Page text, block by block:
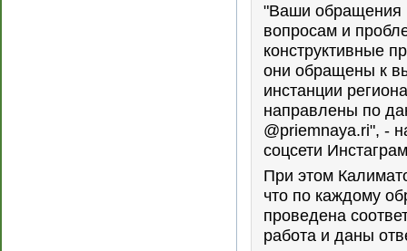
"Ваши обращения
вопросам и
конструктивные
они обращены к
инстанции
направлены по
@priemnaya.ri", -
соцсети
При этом
что по каждому
проведена
работа и даны